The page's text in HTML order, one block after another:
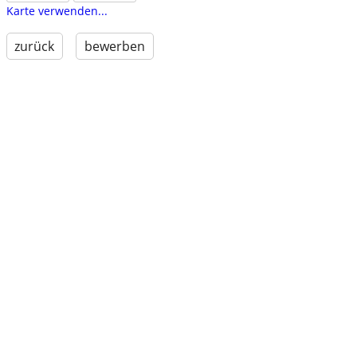
Karte verwenden...
zurück bewerben